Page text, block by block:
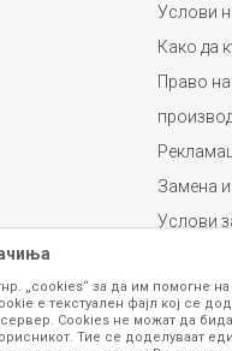
Услови
Како да
Право
Замена
Услови
„cookies“ за да им помогне
е текстуален фајл кој се
Cookies не можат да
Тие се доделуваат